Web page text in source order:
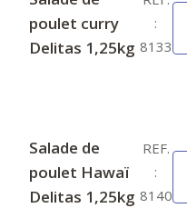
poulet curry
Delitas 1,25kg
:
8133
Salade de
poulet Hawaï
Delitas 1,25kg
REF.
:
8140